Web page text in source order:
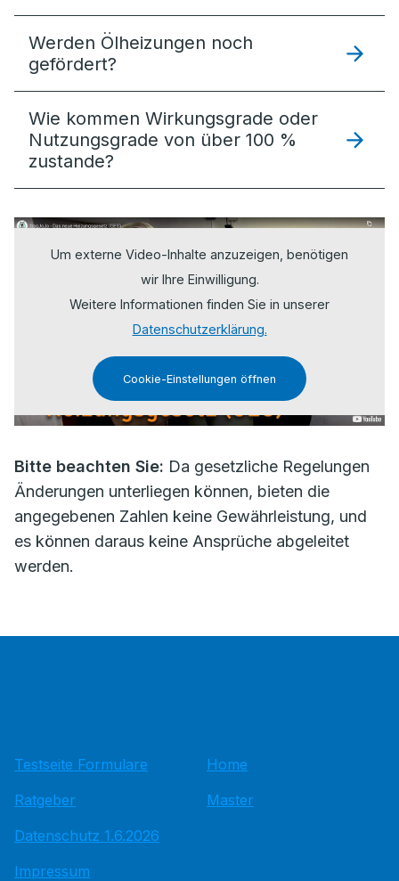
Werden Ölheizungen noch
gefördert?
Wie kommen Wirkungsgrade oder
Nutzungsgrade von über 100 %
zustande?
Um externe Video-Inhalte anzuzeigen, benötigen
wir Ihre Einwilligung.
Weitere Informationen finden Sie in unserer
Datenschutzerklärung.
Cookie-Einstellungen öffnen
Bitte beachten Sie: Da gesetzliche Regelungen
Änderungen unterliegen können, bieten die
angegebenen Zahlen keine Gewährleistung, und
es können daraus keine Ansprüche abgeleitet
werden.
Testseite Formulare
Ratgeber
Datenschutz 1.6.2026
Impressum
Home
Master